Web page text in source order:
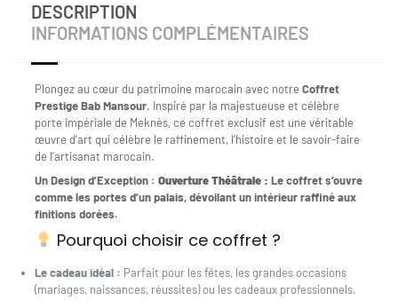
DESCRIPTION
INFORMATIONS COMPLÉMENTAIRES
Plongez au cœur du patrimoine marocain avec notre Coffret
Prestige Bab Mansour. Inspiré par la majestueuse et célèbre
porte impériale de Meknès, ce coffret exclusif est une véritable
œuvre d’art qui célèbre le raffinement, l’histoire et le savoir-faire
de l’artisanat marocain.
Un Design d’Exception : Ouverture Théâtrale : Le coffret s’ouvre
comme les portes d’un palais, dévoilant un intérieur raffiné aux
finitions dorées.
Pourquoi choisir ce coffret ?
Le cadeau idéal : Parfait pour les fêtes, les grandes occasions
(mariages, naissances, réussites) ou les cadeaux professionnels.